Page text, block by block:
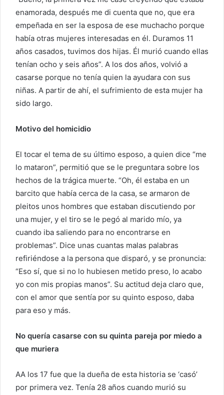
enamorada, después me di cuenta que no, que era
empeñada en ser la esposa de ese muchacho porque
había otras mujeres interesadas en él. Duramos 11
años casados, tuvimos dos hijas. Él murió cuando ellas
tenían ocho y seis años”. A los dos años, volvió a
casarse porque no tenía quien la ayudara con sus
niñas. A partir de ahí, el sufrimiento de esta mujer ha
sido largo.
Motivo del homicidio
El tocar el tema de su último esposo, a quien dice “me
lo mataron”, permitió que se le preguntara sobre los
hechos de la trágica muerte. “Oh, él estaba en un
barcito que había cerca de la casa, se armaron de
pleitos unos hombres que estaban discutiendo por
una mujer, y el tiro se le pegó al marido mío, ya
cuando iba saliendo para no encontrarse en
problemas”. Dice unas cuantas malas palabras
refiriéndose a la persona que disparó, y se pronuncia:
“Eso sí, que si no lo hubiesen metido preso, lo acabo
yo con mis propias manos”. Su actitud deja claro que,
con el amor que sentía por su quinto esposo, daba
para eso y más.
No quería casarse con su quinta pareja por miedo a
que muriera
AA los 17 fue que la dueña de esta historia se ‘casó’
por primera vez. Tenía 28 años cuando murió su